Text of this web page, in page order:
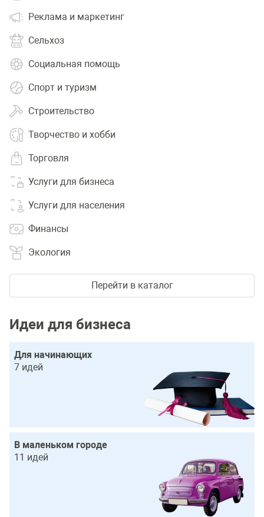
Реклама и маркетинг
Сельхоз
Социальная помощь
Спорт и туризм
Строительство
Творчество и хобби
Торговля
Услуги для бизнеса
Услуги для населения
Финансы
Экология
Перейти в каталог
Идеи для бизнеса
Для начинающих
7 идей
В маленьком городе
11 идей